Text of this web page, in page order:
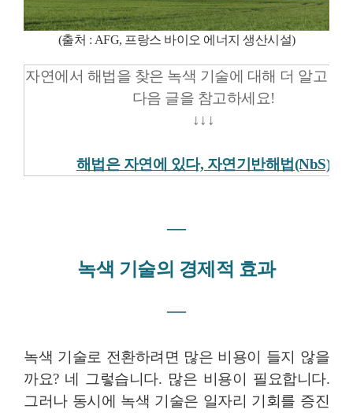
(출처 : AFG, 프랑스 바이오 에너지 생산시설)
자연에서 해법을 찾은 녹색 기술에 대해 더 알고 싶
다음 글을 참고하세요!
↓↓↓
해법은 자연에 있다, 자연기반해법(NbS)
―
녹색 기술의 경제적 효과
―
녹색 기술로 전환하려면 많은 비용이 들지 않을
까요? 네 그렇습니다. 많은 비용이 필요합니다.
그러나 동시에 녹색 기술은 일자리 기회를 증진